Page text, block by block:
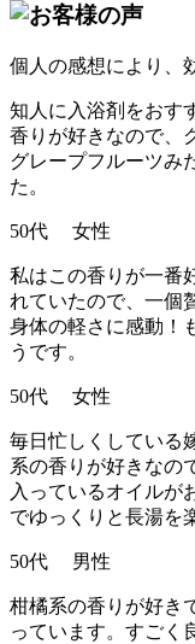
個人の感想により、
知人に入浴剤をおす
香りが好きなので、
グレープフルーツみ
た。
50代 女性
私はこの香りが一番
れていたので、一個
身体の軽さに感動！
うです。
50代 女性
毎日忙しくしている
系の香りが好きなの
入っているオイルが
でゆっくりと長湯を
50代 男性
柑橘系の香りが好き
っています。すごく